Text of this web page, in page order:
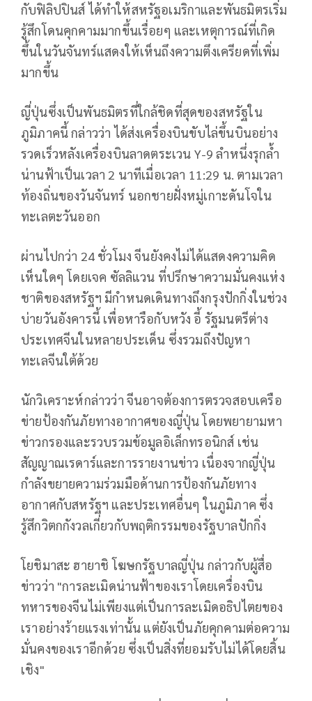
กับฟิลิปปินส์ ได้ทำให้สหรัฐอเมริกาและพันธมิตรเริ่ม
รู้สึกโดนคุกคามมากขึ้นเรื่อยๆ และเหตุการณ์ที่เกิด
ขึ้นในวันจันทร์แสดงให้เห็นถึงความตึงเครียดที่เพิ่ม
มากขึ้น
ญี่ปุ่นซึ่งเป็นพันธมิตรที่ใกล้ชิดที่สุดของสหรัฐใน
ภูมิภาคนี้ กล่าวว่า ได้ส่งเครื่องบินขับไล่ขึ้นบินอย่าง
รวดเร็วหลังเครื่องบินลาดตระเวน Y-9 ลำหนึ่งรุกล้ำ
น่านฟ้าเป็นเวลา 2 นาทีเมื่อเวลา 11:29 น. ตามเวลา
ท้องถิ่นของวันจันทร์ นอกชายฝั่งหมู่เกาะดันโจใน
ทะเลตะวันออก
ผ่านไปกว่า 24 ชั่วโมง จีนยังคงไม่ได้แสดงความคิด
เห็นใดๆ โดยเจค ซัลลิแวน ที่ปรึกษาความมั่นคงแห่ง
ชาติของสหรัฐฯ มีกำหนดเดินทางถึงกรุงปักกิ่งในช่วง
บ่ายวันอังคารนี้ เพื่อหารือกับหวัง อี้ รัฐมนตรีต่าง
ประเทศจีนในหลายประเด็น ซึ่งรวมถึงปัญหา
ทะเลจีนใต้ด้วย
นักวิเคราะห์กล่าวว่า จีนอาจต้องการตรวจสอบเครือ
ข่ายป้องกันภัยทางอากาศของญี่ปุ่น โดยพยายามหา
ข่าวกรองและรวบรวมข้อมูลอิเล็กทรอนิกส์ เช่น
สัญญาณเรดาร์และการรายงานข่าว เนื่องจากญี่ปุ่น
กำลังขยายความร่วมมือด้านการป้องกันภัยทาง
อากาศกับสหรัฐฯ และประเทศอื่นๆ ในภูมิภาค ซึ่ง
รู้สึกวิตกกังวลเกี่ยวกับพฤติกรรมของรัฐบาลปักกิ่ง
โยชิมาสะ ฮายาชิ โฆษกรัฐบาลญี่ปุ่น กล่าวกับผู้สื่อ
ข่าวว่า "การละเมิดน่านฟ้าของเราโดยเครื่องบิน
ทหารของจีนไม่เพียงแต่เป็นการละเมิดอธิปไตยของ
เราอย่างร้ายแรงเท่านั้น แต่ยังเป็นภัยคุกคามต่อความ
มั่นคงของเราอีกด้วย ซึ่งเป็นสิ่งที่ยอมรับไม่ได้โดยสิ้น
เชิง"